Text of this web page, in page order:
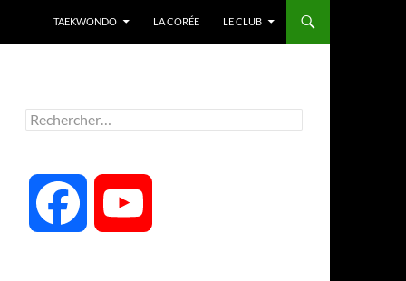
TAEKWONDO LA CORÉE LE CLUB
Rechercher :